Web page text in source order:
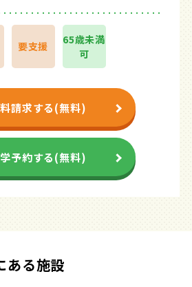
要支援
65歳未満
可
請求する(無料)
予約する(無料)
ある施設